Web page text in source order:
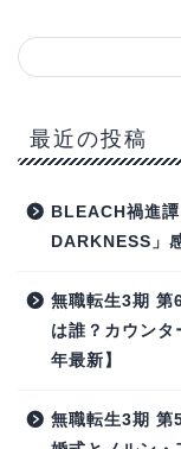
最近の投稿
BLEACH禍進
DARKNESS」
無職転生3期 第
は誰？カウン
年最新】
無職転生3期 第